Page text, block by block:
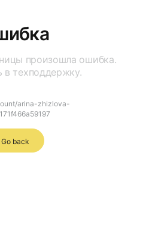
произошла ошибка.
в техподдержку.
arina-zhizlova-
Go back